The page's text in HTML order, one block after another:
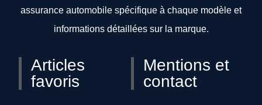
assurance automobile spécifique à chaque modèle et
informations détaillées sur la marque.
Articles
favoris
Mentions et
contact